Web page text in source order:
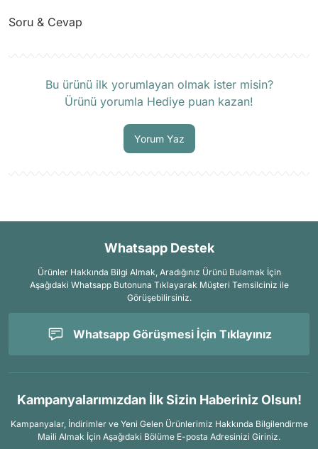
Soru & Cevap
Bu ürünü ilk yorumlayan olmak ister misin?
Ürünü yorumla Hediye puan kazan!
Yorum Yaz
Whatsapp Destek
Ürünler Hakkında Bilgi Almak, Aradığınız Ürünü Bulamak İçin
Aşağıdaki Whatsapp Butonuna Tıklayarak Müşteri Temsilciniz ile
Görüşebilirsiniz.
Whatsapp Görüşmesi İçin Tıklayınız
Kampanyalarımızdan İlk Sizin Haberiniz Olsun!
Kampanyalar, İndirimler ve Yeni Gelen Ürünlerimiz Hakkında Bilgilendirme
Maili Almak İçin Aşağıdaki Bölüme E-posta Adresinizi Giriniz.